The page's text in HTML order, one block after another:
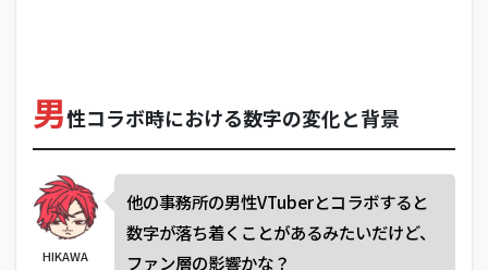
男性コラボ時における数字の変化と背景
HIKAWA
他の事務所の男性VTuberとコラボすると
数字が落ち着くことがあるみたいだけど、
ファン層の影響かな？